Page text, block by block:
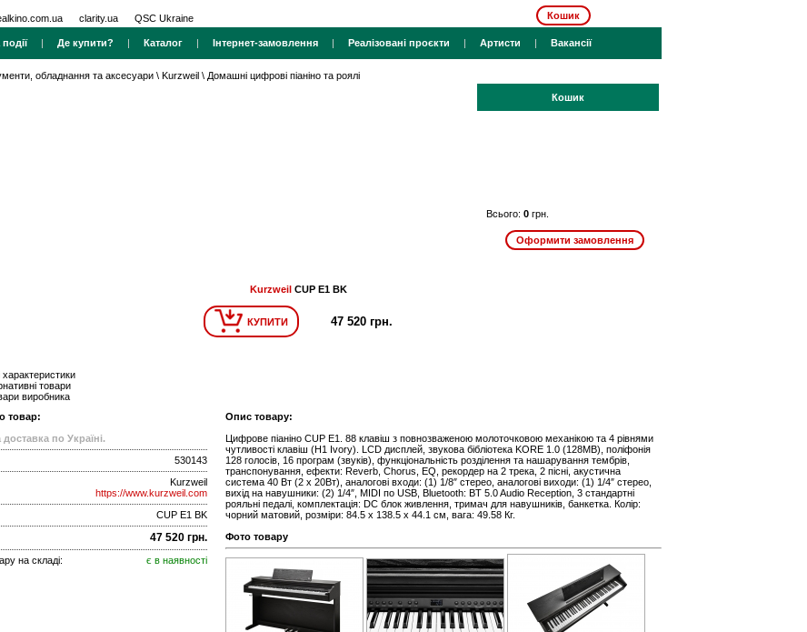
clarity.ua QSC Ukraine Кошик
| Де купити? | Каталог | Інтернет-замовлення | Реалізовані проєкти | Артисти | Вакансії
обладнання та аксесуари \ Kurzweil \ Домашні цифрові піаніно та роялі
Кошик
Всього: 0 грн.
KurzweilCUP E1 BK
КУПИТИ 47 520 грн.
характеристики
товари
виробника
товар:
по Україні.
530143
Kurzweil
https://www.kurzweil.com
CUP E1 BK
47 520 грн.
на складі: є в наявності
Опис товару:
Цифрове піаніно CUP E1. 88 клавіш з повнозваженою молоточковою механікою та 4 рівнями
чутливості клавіш (H1 Ivory). LCD дисплей, звукова бібліотека KORE 1.0 (128MB), поліфонія
128 голосів, 16 програм (звуків), функціональність розділення та нашарування тембрів,
транспонування, ефекти: Reverb, Chorus, EQ, рекордер на 2 трека, 2 пісні, акустична
система 40 Вт (2 x 20Вт), аналогові входи: (1) 1/8″ стерео, аналогові виходи: (1) 1/4″ стерео,
вихід на навушники: (2) 1/4″, MIDI по USB, Bluetooth: BT 5.0 Audio Reception, 3 стандартні
рояльні педалі, комплектація: DC блок живлення, тримач для навушників, банкетка. Колір:
чорний матовий, розміри: 84.5 х 138.5 х 44.1 см, вага: 49.58 Кг.
Фото товару